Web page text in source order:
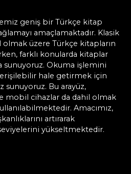
geniş bir Türkçe kitap
amaçlamaktadır. Klasik
üzere Türkçe kitapların
farklı konularda kitaplar
sunuyoruz. Okuma işlemini
hale getirmek için
sunuyoruz. Bu arayüz,
mobil cihazlar da dahil olmak
Amacımız,
artırarak
yükseltmektedir.